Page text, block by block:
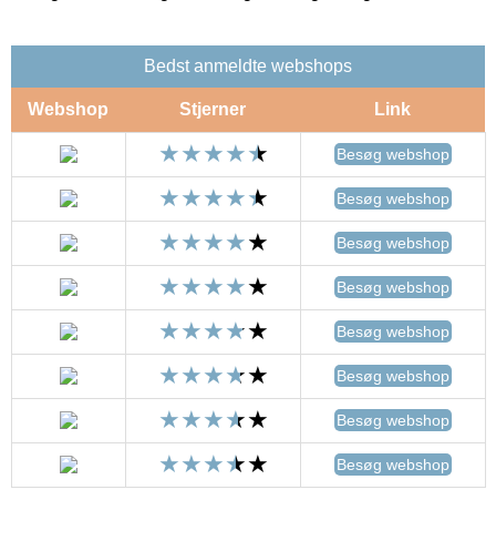
Bedst anmeldte webshops
Webshop Stjerner Link
Besøg webshop
Besøg webshop
Besøg webshop
Besøg webshop
Besøg webshop
Besøg webshop
Besøg webshop
Besøg webshop